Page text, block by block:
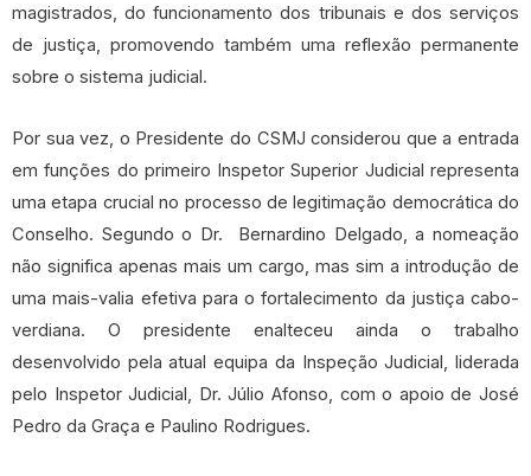
magistrados, do funcionamento dos tribunais e dos serviços
de justiça, promovendo também uma reflexão permanente
sobre o sistema judicial.
Por sua vez, o Presidente do CSMJ considerou que a entrada
em funções do primeiro Inspetor Superior Judicial representa
uma etapa crucial no processo de legitimação democrática do
Conselho. Segundo o Dr. Bernardino Delgado, a nomeação
não significa apenas mais um cargo, mas sim a introdução de
uma mais-valia efetiva para o fortalecimento da justiça cabo-
verdiana. O presidente enalteceu ainda o trabalho
desenvolvido pela atual equipa da Inspeção Judicial, liderada
pelo Inspetor Judicial, Dr. Júlio Afonso, com o apoio de José
Pedro da Graça e Paulino Rodrigues.